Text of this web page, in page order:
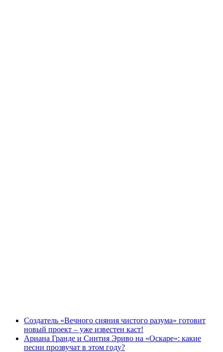
Создатель «Вечного сияния чистого разума» готовит
новый проект – уже известен каст!
Ариана Гранде и Синтия Эриво на «Оскаре»: какие
песни прозвучат в этом году?